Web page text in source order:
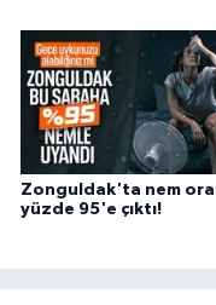
Zonguldak'ta nem
yüzde 95'e çıktı!